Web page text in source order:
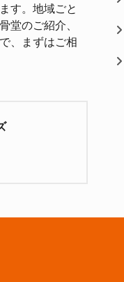
す。地域ごと
堂のご紹介、
、まずはご相